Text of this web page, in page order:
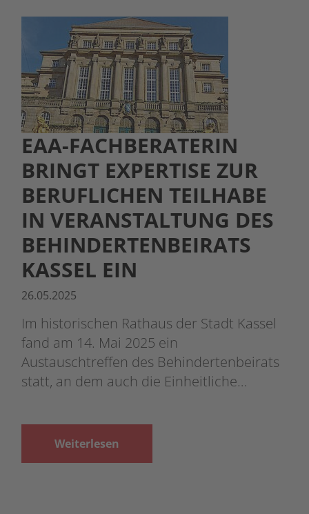
EAA-FACHBERATERIN
BRINGT EXPERTISE ZUR
BERUFLICHEN TEILHABE
IN VERANSTALTUNG DES
BEHINDERTENBEIRATS
KASSEL EIN
26.05.2025
Im historischen Rathaus der Stadt Kassel
fand am 14. Mai 2025 ein
Austauschtreffen des Behindertenbeirats
statt, an dem auch die Einheitliche…
Weiterlesen